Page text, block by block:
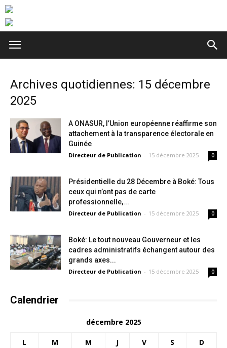
Archives quotidiennes: 15 décembre
2025
A ONASUR, l’Union européenne réaffirme son
attachement à la transparence électorale en
Guinée
Directeur de Publication - 15 décembre 2025 0
Présidentielle du 28 Décembre à Boké: Tous
ceux qui n’ont pas de carte
professionnelle,...
Directeur de Publication - 15 décembre 2025 0
Boké: Le tout nouveau Gouverneur et les
cadres administratifs échangent autour des
grands axes...
Directeur de Publication - 15 décembre 2025 0
Calendrier
décembre 2025
L M M J V S D